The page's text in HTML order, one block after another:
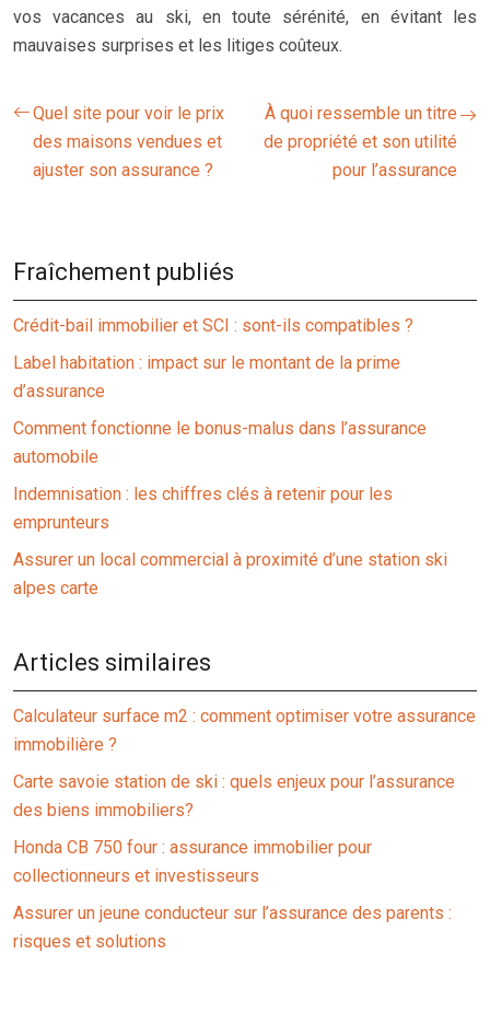
vos vacances au ski, en toute sérénité, en évitant les
mauvaises surprises et les litiges coûteux.
Quel site pour voir le prix
des maisons vendues et
ajuster son assurance ?
À quoi ressemble un titre
de propriété et son utilité
pour l’assurance
Fraîchement publiés
Crédit-bail immobilier et SCI : sont-ils compatibles ?
Label habitation : impact sur le montant de la prime
d’assurance
Comment fonctionne le bonus-malus dans l’assurance
automobile
Indemnisation : les chiffres clés à retenir pour les
emprunteurs
Assurer un local commercial à proximité d’une station ski
alpes carte
Articles similaires
Calculateur surface m2 : comment optimiser votre assurance
immobilière ?
Carte savoie station de ski : quels enjeux pour l’assurance
des biens immobiliers?
Honda CB 750 four : assurance immobilier pour
collectionneurs et investisseurs
Assurer un jeune conducteur sur l’assurance des parents :
risques et solutions